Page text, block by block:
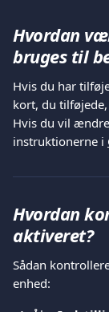
Hvordan
bruges til
Hvis du har
kort, du
Hvis du vil
instruktionerne i
Hvordan
aktiveret?
Sådan
enhed: